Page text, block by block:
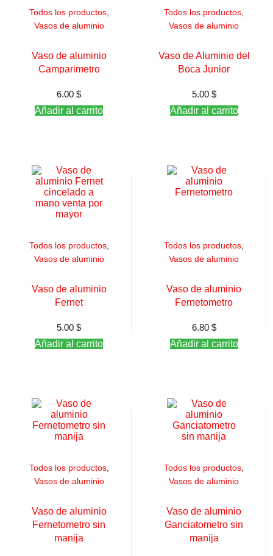
Todos los productos,
Vasos de aluminio
Vaso de aluminio
Camparimetro
6.00$
Añadir al carrito
Todos los productos
Vasos de aluminio
Vaso de Aluminio del
Boca Junior
5.00 $
Añadir al carrito
Todos los productos,
Vasos de aluminio
Vaso de aluminio
Fernet
5.00$
Añadir al carrito
Todos los productos
Vasos de aluminio
Vaso de aluminio
Fernetometro
6.80 $
Añadir al carrito
Todos los productos,
Vasos de aluminio
Vaso de aluminio
Fernetometro sin
manija
Todos los productos
Vasos de aluminio
Vaso de aluminio
Ganciatometro sin
manija